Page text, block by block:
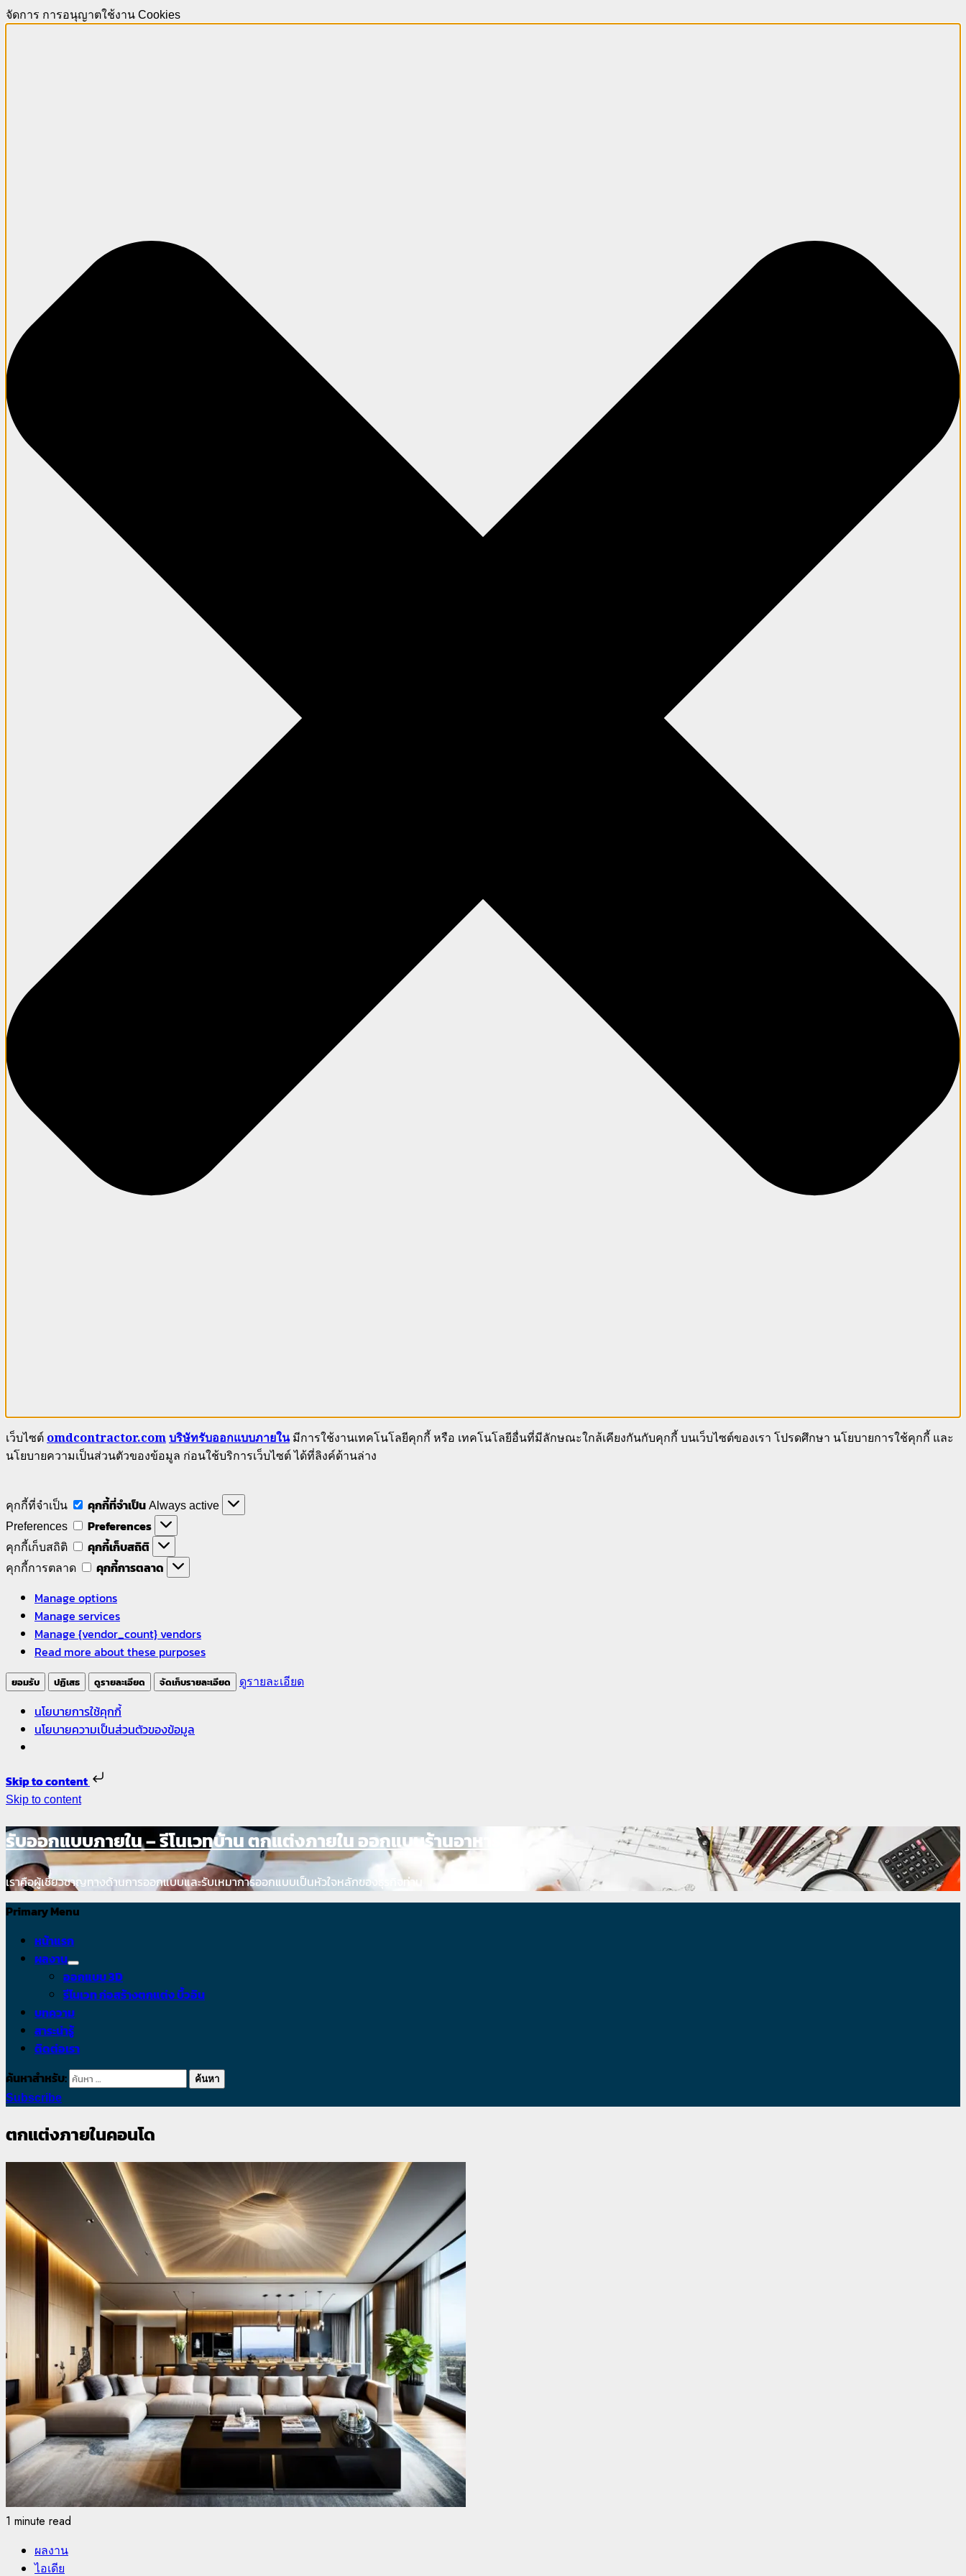
จัดการ การอนุญาตใช้งาน Cookies
เว็บไซต์ omdcontractor.comบริษัทรับออกแบบภายในมีการใช้งานเทคโนโลยีคุกกี้ หรือ เทคโนโลยีอื่นที่มีลักษณะใกล้เคียงกันกับคุกกี้ บนเว็บไซต์ของเรา โปรดศึกษา นโยบายการใช้คุกกี้ และ
นโยบายความเป็นส่วนตัวของข้อมูล ก่อนใช้บริการเว็บไซต์ ได้ที่ลิงค์ด้านล่าง
คุกกี้ที่จำเป็น คุกกี้ที่จำเป็น Always active
Preferences
Preferences
คุกกี้เก็บสถิติ คุกกี้เก็บสถิติ
คุกกี้การตลาด
คุกกี้การตลาด
Manage options
Manage services
Manage {vendor_count} vendors
Read more about these purposes
ยอมรับ ปฏิเสธ ดูรายละเอียด จัดเก็บรายละเอียด ดูรายละเอียด
นโยบายการใช้คุกกี้
นโยบายความเป็นส่วนตัวของข้อมูล
Skip to content
Skip to content
รับออกแบบภายใน – รีโนเวทบ้าน ตกแต่งภายใน ออกแบบร้านอาหาร
เราคือผู้เชี่ยวชาญทางด้านการออกแบบและรับเหมาการออกแบบเป็นหัวใจหลักของธุรกิจท่าน
Primary Menu
หน้าแรก
ผลงาน
ออกแบบ 3D
รีโนเวท ก่อสร้างตกแต่ง บิ้วอิน
บทความ
สาระน่ารู้
ติดต่อเรา
ค้นหาสำหรับ:
Subscribe
ตกแต่งภายในคอนโด
1 minute read
ผลงาน
ไอเดีย